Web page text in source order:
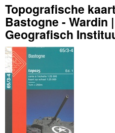
Topografische
Bastogne - Wardin
Geografisch